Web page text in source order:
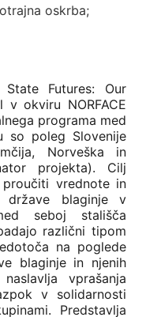
oskrba;
State Futures: Our
okviru NORFACE
programa med
so poleg Slovenije
Norveška in
projekta). Cilj
vrednote in
države blaginje v
seboj stališča
različni tipom
na poglede
blaginje in njenih
vprašanja
v solidarnosti
Predstavlja